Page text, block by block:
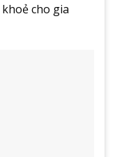
cho gia